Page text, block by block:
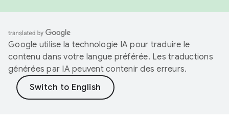
Google utilise la technologie IA pour traduire le
contenu dans votre langue préférée. Les traductions
générées par IA peuvent contenir des erreurs.